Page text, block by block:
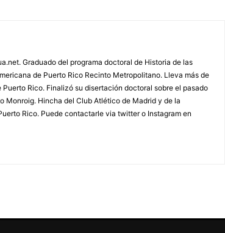
Graduado del programa doctoral de Historia de las
de Puerto Rico Recinto Metropolitano. Lleva más de
Rico. Finalizó su disertación doctoral sobre el pasado
Monroig. Hincha del Club Atlético de Madrid y de la
Rico. Puede contactarle via twitter o Instagram en